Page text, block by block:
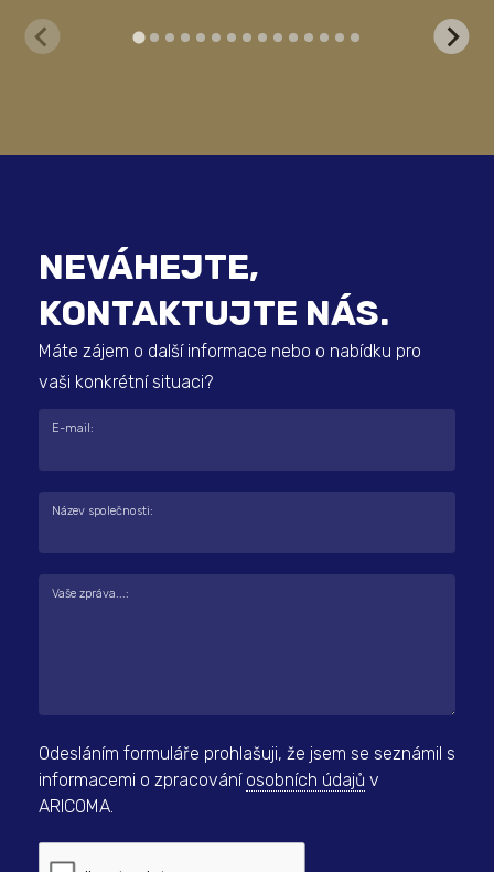
NEVÁHEJTE,
KONTAKTUJTE NÁS.
Máte zájem o další informace nebo o nabídku pro
vaši konkrétní situaci?
E-mail:
Název společnosti:
Vaše zpráva...:
Odesláním formuláře prohlašuji, že jsem se seznámil s
informacemi o zpracování osobních údajů v
ARICOMA.